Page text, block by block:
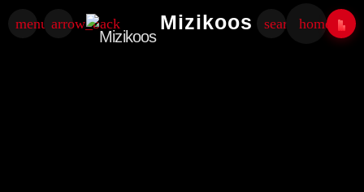
menu arrow_back Mizikoos searchhome